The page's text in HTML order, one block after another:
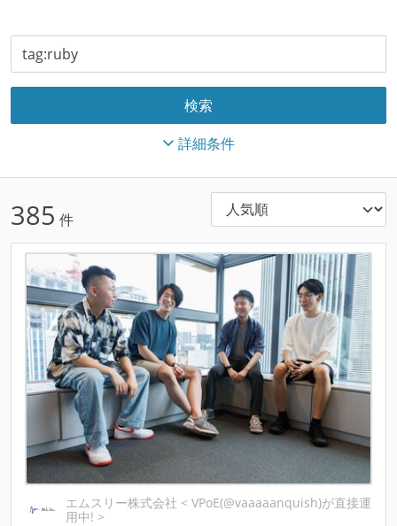
詳細条件
385 件
エムスリー株式会社 < VPoE(@vaaaaanquish)が直接運
用中! >